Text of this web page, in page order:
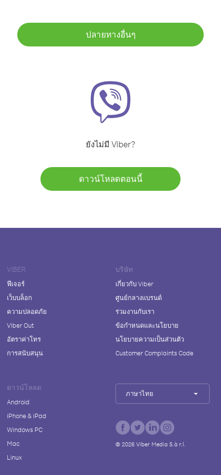
ปลายทางอื่นๆ
ยังไม่มี Viber?
ดาวน์โหลดตอนนี้
VIBER
ฟีเจอร์
เว็บบล็อก
ความปลอดภัย
Viber Out
อัตราค่าโทร
การสนับสนุน
บริษัท
เกี่ยวกับ Viber
ศูนย์กลางแบรนด์
ร่วมงานกับเรา
ข้อกำหนดและนโยบาย
นโยบายความเป็นส่วนตัว
Customer Complaints Code
ดาวน์โหลด
Android
iPhone & iPad
Windows PC
Mac
Linux
ภาษาไทย
© 2026Viber Media S.à r.l.